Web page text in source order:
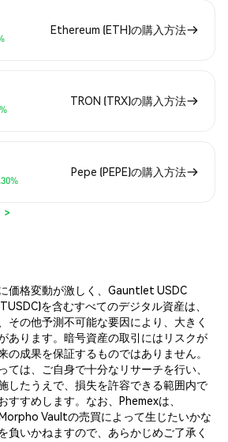
Ethereum (ETH)の購入方法
TRON (TRX)の購入方法
Pepe (PEPE)の購入方法
>
価格変動が激しく、Gauntlet USDC
を含むすべてのデジタル資産は、
その他予測不可能な要因により、大きく
あります。暗号資産の取引にはリスクが
の成果を保証するものではありません。
ては、ご自身で十分なリサーチを行い、
したうえで、損失を許容できる範囲内で
すすめします。なお、Phemexは、
Vaultの売買によって生じたいかな
負いかねますので、あらかじめご了承く